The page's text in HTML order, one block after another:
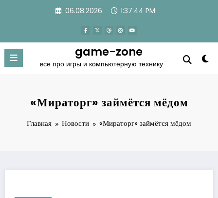
06.08.2026 1:37:45 PM
game-zone
все про игры и компьютерную технику
«Мираторг» займётся мёдом
Главная Новости «Мираторг» займётся мёдом